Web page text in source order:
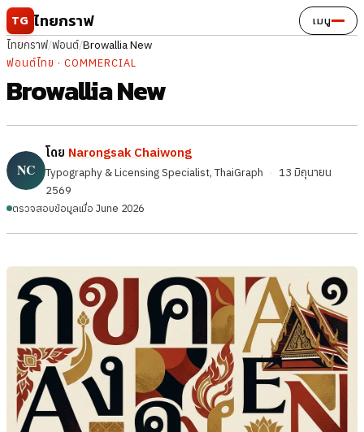
ข้ามไปยังเนื้อหา
TG ไทยกราฟ เมนู
ไทยกราฟ/ฟอนต์/Browallia New
ฟอนต์ไทย · COMMERCIAL
Browallia New
โดย Narongsak Chaiwong
Typography & Licensing Specialist, ThaiGraph · 13 มิถุนายน
2569
ตรวจสอบข้อมูลเมื่อ June 2026